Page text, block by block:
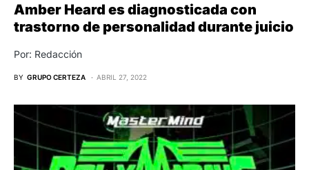
Amber Heard es diagnosticada con
trastorno de personalidad durante juicio
Por: Redacción
BY GRUPO CERTEZA ABRIL 27, 2022